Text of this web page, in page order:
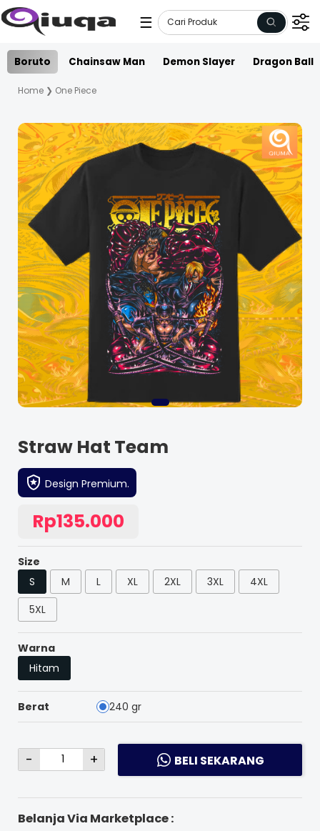
☰
Boruto Chainsaw Man Demon Slayer Dragon Ball
Home ❯ One Piece
Straw Hat Team
Design Premium.
Rp135.000
Size
S
M L XL 2XL 3XL
4XL
5XL
Warna
Hitam
Berat 240 gr
- + BELI SEKARANG
Belanja Via Marketplace :